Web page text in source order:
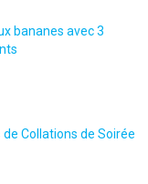
bananes avec 3
de Collations de Soirée